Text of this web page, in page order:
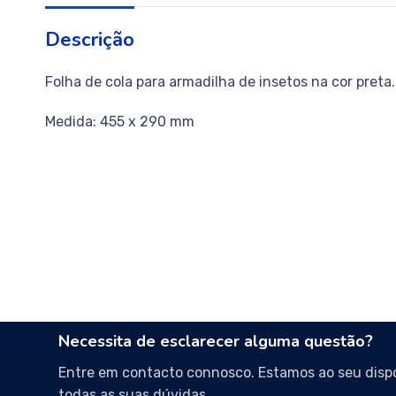
Descrição
Folha de cola para armadilha de insetos na cor preta.
Medida: 455 x 290 mm
Necessita de esclarecer alguma questão?
Entre em contacto connosco. Estamos ao seu